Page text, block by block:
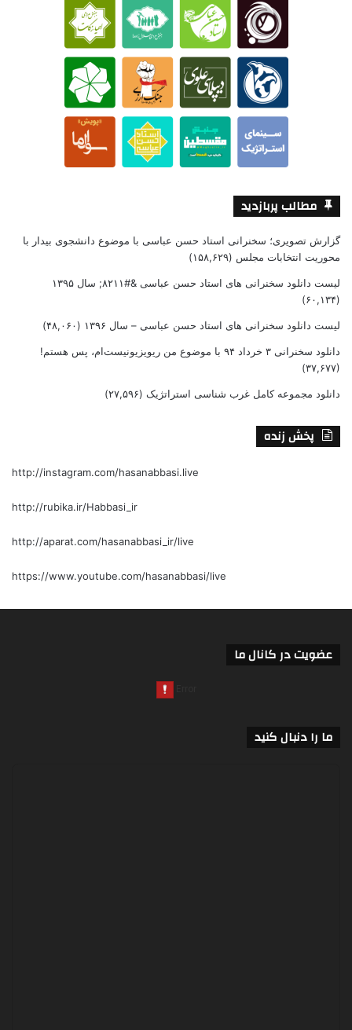
مطالب پربازدید
گزارش تصویری؛ سخنرانی استاد حسن عباسی با موضوع دانشجوی بیدار با
محوریت انتخابات مجلس (۱۵۸,۶۲۹)
لیست دانلود سخنرانی های استاد حسن عباسی &#۸۲۱۱; سال ۱۳۹۵
(۶۰,۱۳۴)
لیست دانلود سخنرانی های استاد حسن عباسی – سال ۱۳۹۶ (۴۸,۰۶۰)
دانلود سخنرانی ۳ خرداد ۹۴ با موضوع من ریویزیونیست‌ام، پس هستم!
(۳۷,۶۷۷)
دانلود مجموعه کامل غرب شناسی استراتژیک (۲۷,۵۹۶)
پخش زنده
http://instagram.com/hasanabbasi.live
http://rubika.ir/Habbasi_ir
http://aparat.com/hasanabbasi_ir/live
https://www.youtube.com/hasanabbasi/live
عضویت در کانال ما
ما را دنبال کنید